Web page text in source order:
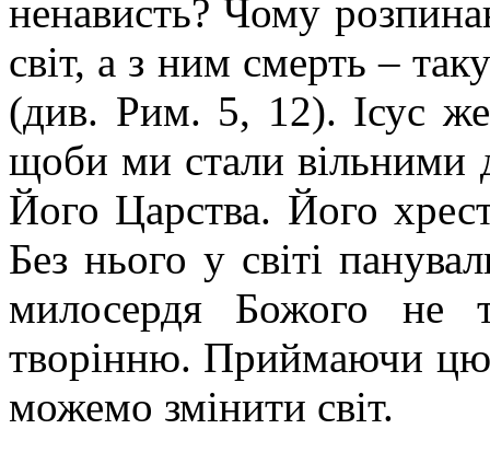
ненависть? Чому
світ, а з ним смерть –
(див. Рим. 5, 12). Ісус
щоби ми стали вільними
Його Царства. Його
Без нього у світі
милосердя Божого не
творінню. Приймаючи
можемо змінити світ.